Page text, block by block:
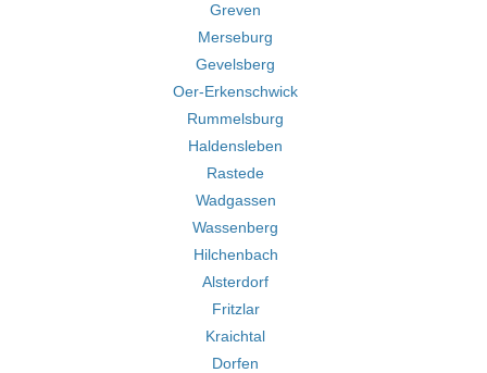
Greven
Merseburg
Gevelsberg
Oer-Erkenschwick
Rummelsburg
Haldensleben
Rastede
Wadgassen
Wassenberg
Hilchenbach
Alsterdorf
Fritzlar
Kraichtal
Dorfen